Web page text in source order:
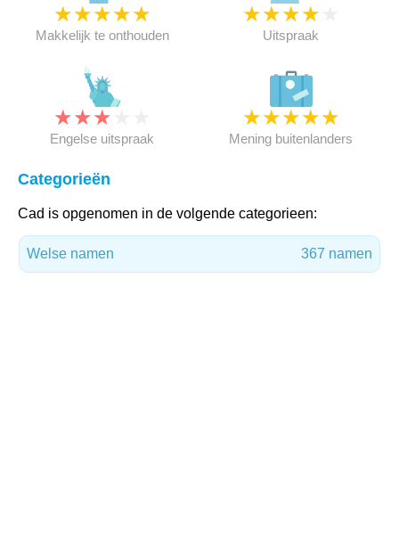
★★★★★
Makkelijk te onthouden
★★★★
Uitspraak
★★★
Engelse uitspraak
★★★★★
Mening buitenlanders
Categorieën
Cad is opgenomen in de volgende categorieen:
Welse namen 367 namen